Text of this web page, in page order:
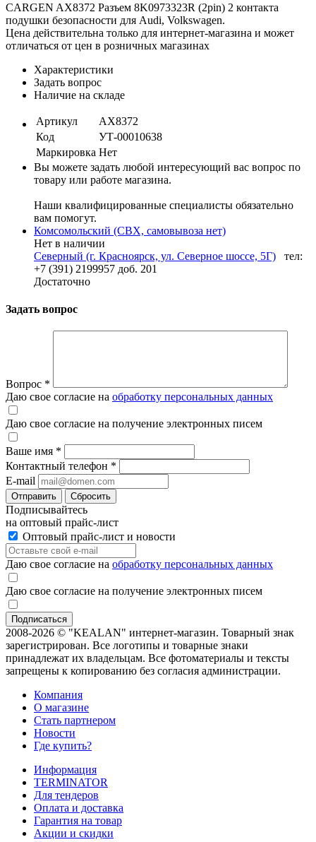
CARGEN AX8372 Разъем 8K0973323R (2pin) 2 контакта
подушки безопасности для Audi, Volkswagen.
Цена действительна только для интернет-магазина и может
отличаться от цен в розничных магазинах
Характеристики
Задать вопрос
Наличие на складе
Артикул
AX8372
Код
УТ-00010638
Маркировка Нет
Вы можете задать любой интересующий вас вопрос по
товару или работе магазина.
Наши квалифицированные специалисты обязательно
вам помогут.
Комсомольский (СВХ, самовывоза нет)
Нет в наличии
Северный (г. Красноярск, ул. Северное шоссе, 5Г)
тел:
+7 (391) 2199957 доб. 201
Достаточно
Задать вопрос
Вопрос *
Даю свое согласие на обработку персональных данных
Даю свое согласие на получение электронных писем
Ваше имя *
Контактный телефон *
E-mail
Отправить Сбросить
Подписывайтесь
на оптовый прайс-лист
Оптовый прайс-лист и новости
Даю свое согласие на обработку персональных данных
Даю свое согласие на получение электронных писем
2008-2026 © "KEALAN" интернет-магазин. Товарный знак
зарегистрирован. Все логотипы и товарные знаки
принадлежат их владельцам. Все фотоматериалы и тексты
запрещены к копированию без согласия администрации.
Компания
О магазине
Стать партнером
Новости
Где купить?
Информация
TERMINATOR
Для тендеров
Оплата и доставка
Гарантия на товар
Акции и скидки